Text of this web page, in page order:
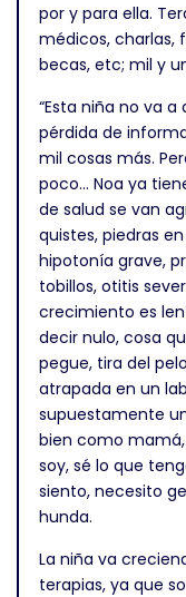
por y para ella.
médicos, charlas,
becas, etc; mil y
“Esta niña no va
pérdida de
mil cosas más.
poco… Noa ya
de salud se van
quistes, piedras
hipotonía grave,
tobillos, otitis
crecimiento es
decir nulo, cosa
pegue, tira del
atrapada en un
supuestamente
bien como
soy, sé lo que
siento, necesito
hunda.
La niña va
terapias, ya que